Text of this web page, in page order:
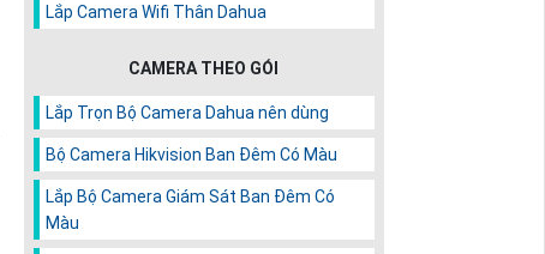
Lắp Camera Wifi Thân Dahua
CAMERA THEO GÓI
Lắp Trọn Bộ Camera Dahua nên dùng
Bộ Camera Hikvision Ban Đêm Có Màu
Lắp Bộ Camera Giám Sát Ban Đêm Có
Màu